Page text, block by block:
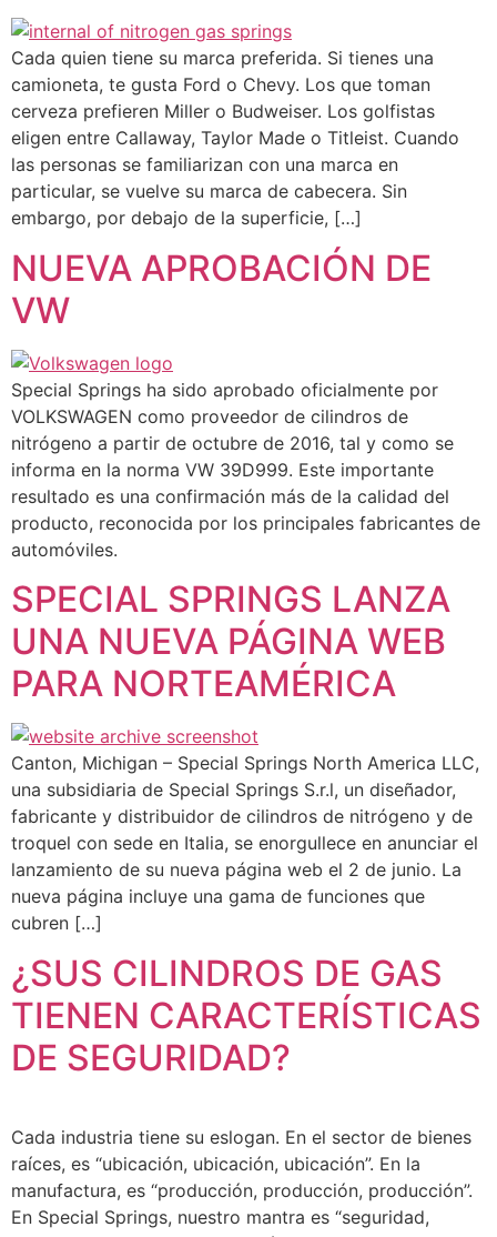
Cada quien tiene su marca preferida. Si tienes una
camioneta, te gusta Ford o Chevy. Los que toman
cerveza prefieren Miller o Budweiser. Los golfistas
eligen entre Callaway, Taylor Made o Titleist. Cuando
las personas se familiarizan con una marca en
particular, se vuelve su marca de cabecera. Sin
embargo, por debajo de la superficie, […]
NUEVA APROBACIÓN DE
VW
Special Springs ha sido aprobado oficialmente por
VOLKSWAGEN como proveedor de cilindros de
nitrógeno a partir de octubre de 2016, tal y como se
informa en la norma VW 39D999. Este importante
resultado es una confirmación más de la calidad del
producto, reconocida por los principales fabricantes de
automóviles.
SPECIAL SPRINGS LANZA
UNA NUEVA PÁGINA WEB
PARA NORTEAMÉRICA
Canton, Michigan – Special Springs North America LLC,
una subsidiaria de Special Springs S.r.l, un diseñador,
fabricante y distribuidor de cilindros de nitrógeno y de
troquel con sede en Italia, se enorgullece en anunciar el
lanzamiento de su nueva página web el 2 de junio. La
nueva página incluye una gama de funciones que
cubren […]
¿SUS CILINDROS DE GAS
TIENEN CARACTERÍSTICAS
DE SEGURIDAD?
Cada industria tiene su eslogan. En el sector de bienes
raíces, es “ubicación, ubicación, ubicación”. En la
manufactura, es “producción, producción, producción”.
En Special Springs, nuestro mantra es “seguridad,